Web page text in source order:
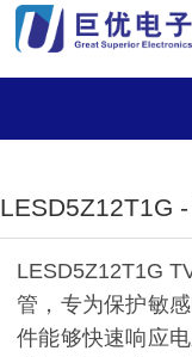
LESD5Z12T1G
管，专为保护敏
件能够快速响应